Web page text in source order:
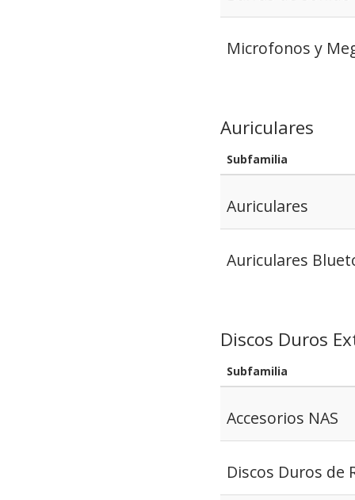
Microfonos y
Auriculares
Subfamilia
Auriculares
Auriculares
Discos Duros
Subfamilia
Accesorios NAS
Discos Duros de